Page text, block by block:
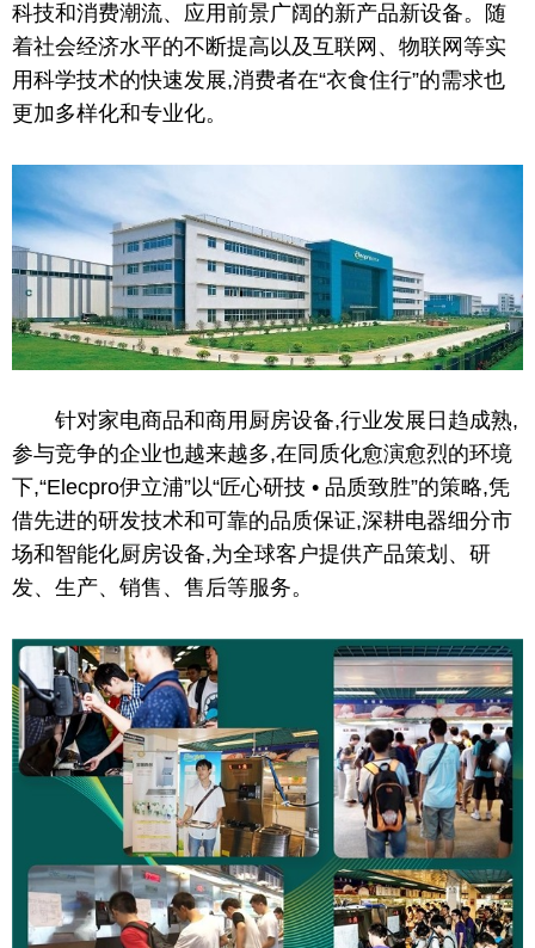
科技和消费潮流、应用前景广阔的新产品新设备。随
着社会经济水平的不断提高以及互联网、物联网等实
用科学技术的快速发展,消费者在“衣食住行”的需求也
更加多样化和专业化。
针对家电商品和商用厨房设备,行业发展日趋成熟,
参与竞争的企业也越来越多,在同质化愈演愈烈的环境
下,“Elecpro伊立浦”以“匠心研技 • 品质致胜”的策略,凭
借先进的研发技术和可靠的品质保证,深耕电器细分市
场和智能化厨房设备,为全球客户提供产品策划、研
发、生产、销售、售后等服务。